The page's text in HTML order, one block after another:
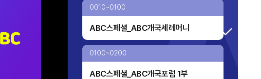
0010~0100
ABC스페셜_ABC개국세레머니
0100~0200
ABC스페셜_ABC개국포럼 1부